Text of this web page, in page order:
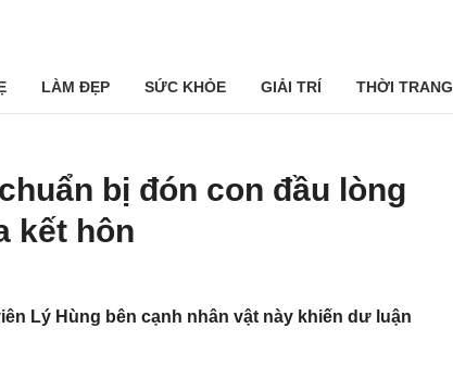
LÀM ĐẸP SỨC KHỎE GIẢI TRÍ THỜI TRANG
bị đón con đầu lòng
kết hôn
Lý Hùng bên cạnh nhân vật này khiến dư luận